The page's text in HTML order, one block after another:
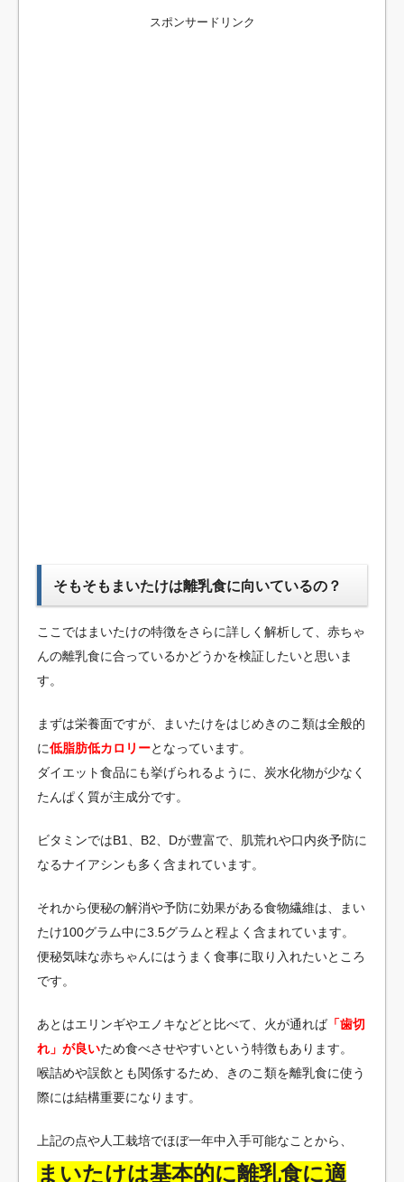
スポンサードリンク
そもそもまいたけは離乳食に向いているの？
ここではまいたけの特徴をさらに詳しく解析して、赤ちゃ
んの離乳食に合っているかどうかを検証したいと思いま
す。
まずは栄養面ですが、まいたけをはじめきのこ類は全般的
に低脂肪低カロリーとなっています。
ダイエット食品にも挙げられるように、炭水化物が少なく
たんぱく質が主成分です。
ビタミンではB1、B2、Dが豊富で、肌荒れや口内炎予防に
なるナイアシンも多く含まれています。
それから便秘の解消や予防に効果がある食物繊維は、まい
たけ100グラム中に3.5グラムと程よく含まれています。
便秘気味な赤ちゃんにはうまく食事に取り入れたいところ
です。
あとはエリンギやエノキなどと比べて、火が通れば 「歯切
れ」が良いため食べさせやすいという特徴もあります。
喉詰めや誤飲とも関係するため、きのこ類を離乳食に使う
際には結構重要になります。
上記の点や人工栽培でほぼ一年中入手可能なことから、
まいたけは基本的に離乳食に適